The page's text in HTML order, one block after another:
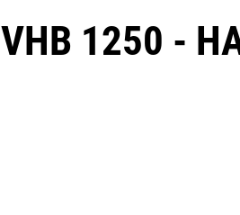
VHB 1250 -